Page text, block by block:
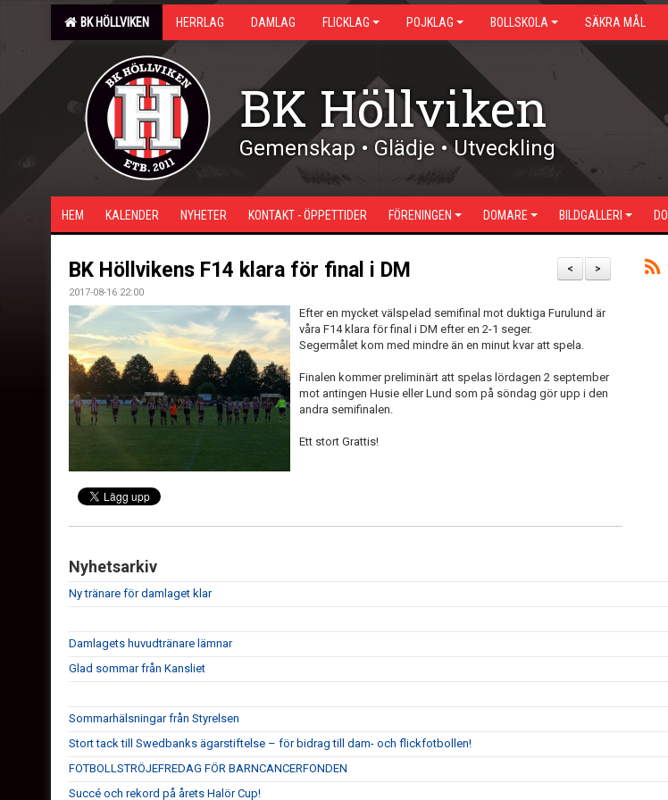
BK HÖLLVIKEN HERRLAG DAMLAG FLICKLAG POJKLAG BOLLSKOLA SÄKRA MÅL
BK Höllviken
Gemenskap • Glädje • Utveckling
HEM KALENDER NYHETER KONTAKT - ÖPPETTIDER FÖRENINGEN DOMARE BILDGALLERI
>
<
BK Höllvikens F14 klara för final i DM
2017-08-16 22:00
Efter en mycket välspelad semifinal mot duktiga Furulund är
våra F14 klara för final i DM efter en 2-1 seger.
Segermålet kom med mindre än en minut kvar att spela.
Finalen kommer preliminärt att spelas lördagen 2 september
mot antingen Husie eller Lund som på söndag gör upp i den
andra semifinalen.
Ett stort Grattis!
Nyhetsarkiv
Ny tränare för damlaget klar
Damlagets huvudtränare lämnar
Glad sommar från Kansliet
Sommarhälsningar från Styrelsen
Stort tack till Swedbanks ägarstiftelse – för bidrag till dam- och flickfotbollen!
FOTBOLLSTRÖJEFREDAG FÖR BARNCANCERFONDEN
Succé och rekord på årets Halör Cup!